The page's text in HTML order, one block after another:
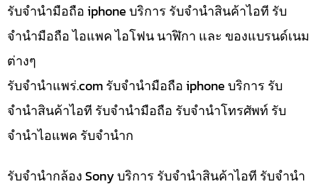
รับจำนำมือถือ iphone บริการ รับจำนำสินค้าไอที รับ
จำนำมือถือ ไอแพค ไอโฟน นาฬิกา และ ของแบรนด์เนม
ต่างๆ
รับจํานําแพร่.com รับจำนำมือถือ iphone บริการ รับ
จำนำสินค้าไอที รับจำนำมือถือ รับจำนำโทรศัพท์ รับ
จำนำไอแพค รับจำนำก
รับจำนำกล้อง Sony บริการ รับจำนำสินค้าไอที รับจำนำ